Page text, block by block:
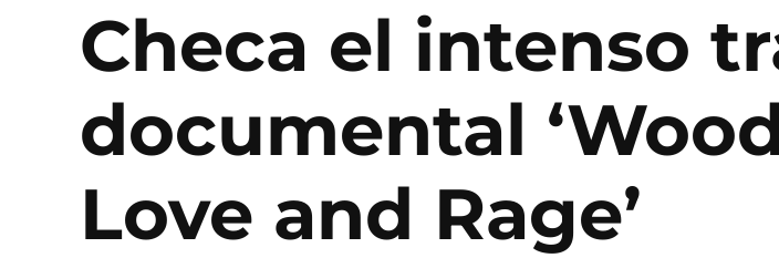
Checa el intenso
documental
Love and Rage’